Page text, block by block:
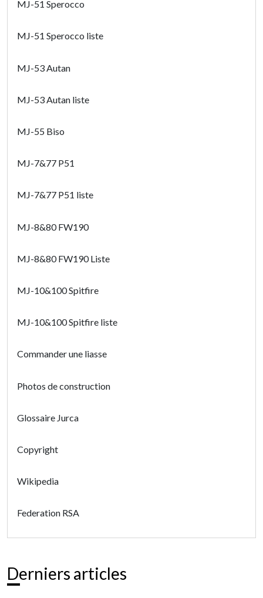
MJ-51 Sperocco
MJ-51 Sperocco liste
MJ-53 Autan
MJ-53 Autan liste
MJ-55 Biso
MJ-7&77 P51
MJ-7&77 P51 liste
MJ-8&80 FW190
MJ-8&80 FW190 Liste
MJ-10&100 Spitfire
MJ-10&100 Spitfire liste
Commander une liasse
Photos de construction
Glossaire Jurca
Copyright
Wikipedia
Federation RSA
Derniers articles